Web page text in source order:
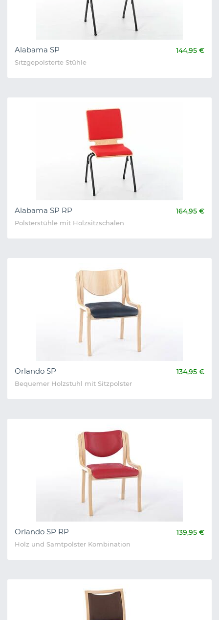
Alabama SP 144,95 €
Sitzgepolsterte Stühle
Alabama SP RP 164,95 €
Polsterstühle mit Holzsitzschalen
Orlando SP 134,95 €
Bequemer Holzstuhl mit Sitzpolster
Orlando SP RP 139,95 €
Holz und Samtpolster Kombination